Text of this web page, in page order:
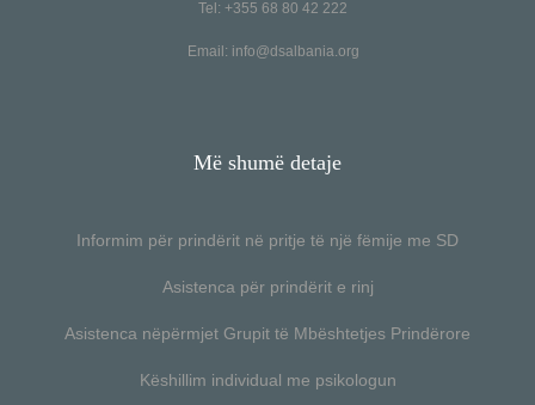
Tel: +355 68 80 42 222
Email: info@dsalbania.org
Më shumë detaje
Informim për prindërit në pritje të një fëmije me SD
Asistenca për prindërit e rinj
Asistenca nëpërmjet Grupit të Mbështetjes Prindërore
Këshillim individual me psikologun